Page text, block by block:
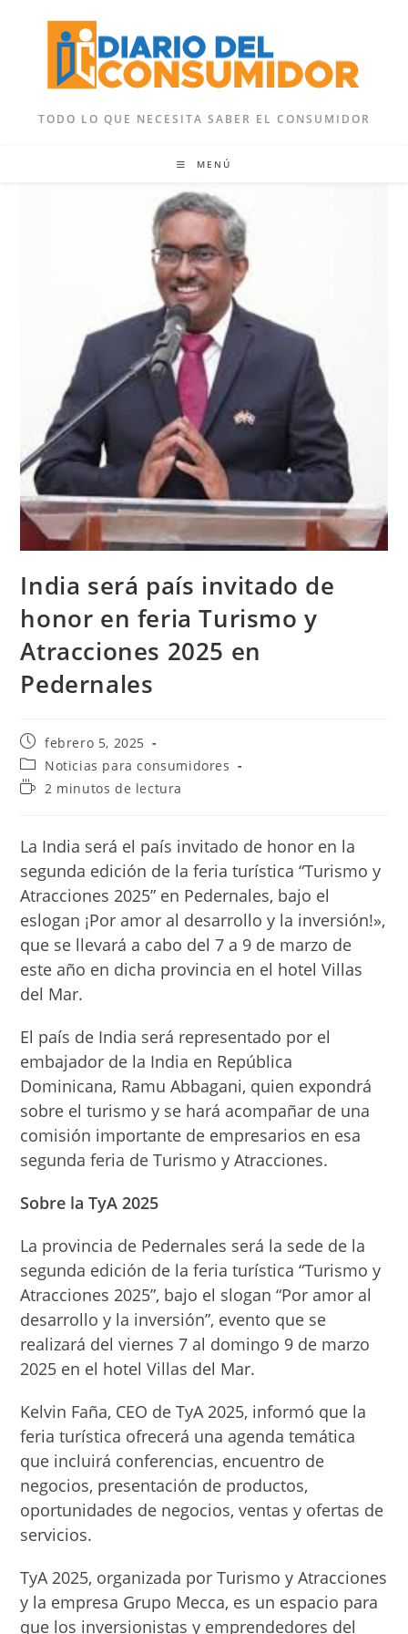
contenido
TODO LO QUE NECESITA SABER EL CONSUMIDOR
MENÚ
India será país invitado de
honor en feria Turismo y
Atracciones 2025 en
Pedernales
Publicación
de
la
entrada:
febrero 5, 2025
Categoría
de
la
Noticias para consumidores
Tiempo2 minutos de lectura
La India será el país invitado de honor en la
segunda edición de la feria turística “Turismo y
Atracciones 2025” en Pedernales, bajo el
eslogan ¡Por amor al desarrollo y la inversión!»,
que se llevará a cabo del 7 a 9 de marzo de
este año en dicha provincia en el hotel Villas
del Mar.
El país de India será representado por el
embajador de la India en República
Dominicana, Ramu Abbagani, quien expondrá
sobre el turismo y se hará acompañar de una
comisión importante de empresarios en esa
segunda feria de Turismo y Atracciones.
Sobre la TyA 2025
La provincia de Pedernales será la sede de la
segunda edición de la feria turística “Turismo y
Atracciones 2025”, bajo el slogan “Por amor al
desarrollo y la inversión”, evento que se
realizará del viernes 7 al domingo 9 de marzo
2025 en el hotel Villas del Mar.
Kelvin Faña, CEO de TyA 2025, informó que la
feria turística ofrecerá una agenda temática
que incluirá conferencias, encuentro de
negocios, presentación de productos,
oportunidades de negocios, ventas y ofertas de
servicios.
TyA 2025, organizada por Turismo y Atracciones
y la empresa Grupo Mecca, es un espacio para
que los inversionistas y emprendedores del